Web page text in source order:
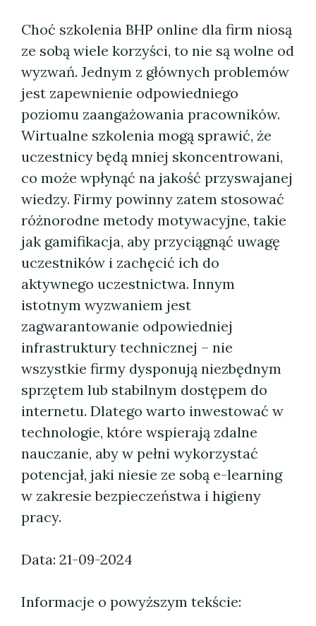
Choć szkolenia BHP online dla firm niosą
ze sobą wiele korzyści, to nie są wolne od
wyzwań. Jednym z głównych problemów
jest zapewnienie odpowiedniego
poziomu zaangażowania pracowników.
Wirtualne szkolenia mogą sprawić, że
uczestnicy będą mniej skoncentrowani,
co może wpłynąć na jakość przyswajanej
wiedzy. Firmy powinny zatem stosować
różnorodne metody motywacyjne, takie
jak gamifikacja, aby przyciągnąć uwagę
uczestników i zachęcić ich do
aktywnego uczestnictwa. Innym
istotnym wyzwaniem jest
zagwarantowanie odpowiedniej
infrastruktury technicznej – nie
wszystkie firmy dysponują niezbędnym
sprzętem lub stabilnym dostępem do
internetu. Dlatego warto inwestować w
technologie, które wspierają zdalne
nauczanie, aby w pełni wykorzystać
potencjał, jaki niesie ze sobą e-learning
w zakresie bezpieczeństwa i higieny
pracy.
Data: 21-09-2024
Informacje o powyższym tekście: